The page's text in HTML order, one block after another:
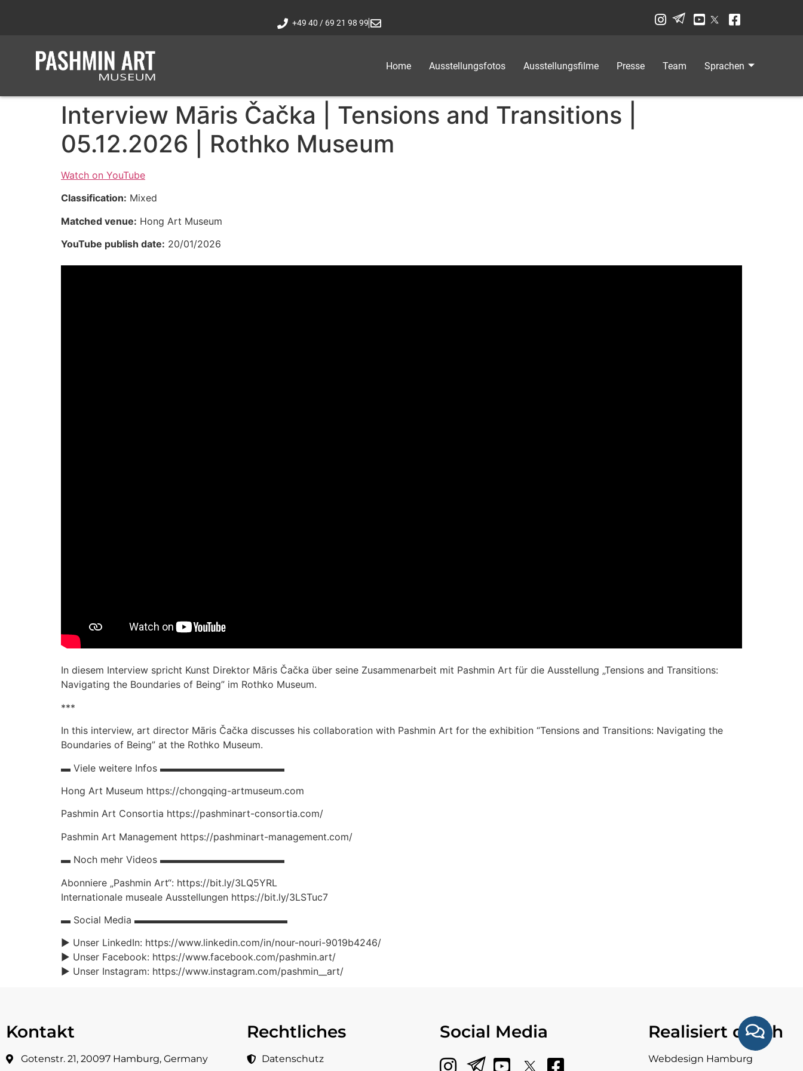
+49 40 / 69 21 98 99
Home Ausstellungsfotos Ausstellungsfilme Presse Team Sprachen
Interview Māris Čačka | Tensions and Transitions |
05.12.2026 | Rothko Museum
Watch on YouTube
Classification: Mixed
Matched venue: Hong Art Museum
YouTube publish date: 20/01/2026
In diesem Interview spricht Kunst Direktor Māris Čačka über seine Zusammenarbeit mit Pashmin Art für die Ausstellung „Tensions and Transitions:
Navigating the Boundaries of Being” im Rothko Museum.
***
In this interview, art director Māris Čačka discusses his collaboration with Pashmin Art for the exhibition “Tensions and Transitions: Navigating the
Boundaries of Being” at the Rothko Museum.
▬ Viele weitere Infos ▬▬▬▬▬▬▬▬▬▬▬▬▬
Hong Art Museum https://chongqing-artmuseum.com
Pashmin Art Consortia https://pashminart-consortia.com/
Pashmin Art Management https://pashminart-management.com/
▬ Noch mehr Videos ▬▬▬▬▬▬▬▬▬▬▬▬▬
Abonniere „Pashmin Art“: https://bit.ly/3LQ5YRL
Internationale museale Ausstellungen https://bit.ly/3LSTuc7
▬ Social Media ▬▬▬▬▬▬▬▬▬▬▬▬▬▬▬▬
► Unser LinkedIn: https://www.linkedin.com/in/nour-nouri-9019b4246/
► Unser Facebook: https://www.facebook.com/pashmin.art/
► Unser Instagram: https://www.instagram.com/pashmin__art/
Kontakt
Gotenstr. 21, 20097 Hamburg, Germany
Rechtliches
Datenschutz
Social Media Realisiert durch
Webdesign Hamburg